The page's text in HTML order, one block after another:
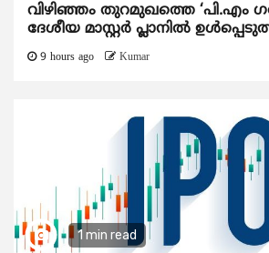
വിഴിഞ്ഞം തുറമുഖത്തെ ‘പി.എം
ദേശീയ മാസ്റ്റർ പ്ലാനിൽ
9 hours ago Kumar
1 min read